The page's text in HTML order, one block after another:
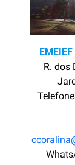
R. dos